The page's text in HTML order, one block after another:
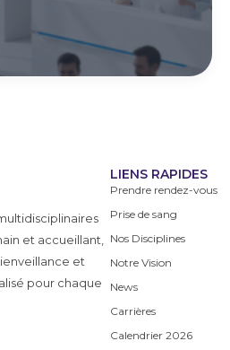
et accueillant,
et
pour chaque
LIENS RAPIDES
Prendre rendez-vous
Prise de sang
Nos Disciplines
Notre Vision
News
Carrières
Calendrier 2026